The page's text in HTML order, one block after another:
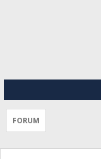
FORUM